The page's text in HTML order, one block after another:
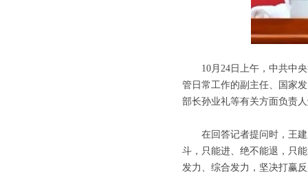
10月24日上午，中共中央
管日常工作的副主任、国家
部长孙业礼等有关方面负责
在回答记者提问时，王建
斗，只能进、绝不能退，只
发力、综合发力，坚决打赢